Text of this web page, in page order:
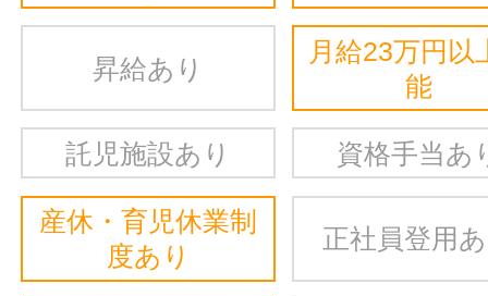
昇給あり
月給23万円以
能
託児施設あり 資格手当あ
産休・育児休業制
度あり
正社員登用